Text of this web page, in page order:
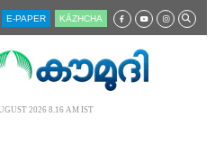
E-PAPER KĀZHCHA
2026 8.16 AM IST